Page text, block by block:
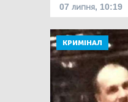
07 липня, 10:19
КРИМІНАЛ